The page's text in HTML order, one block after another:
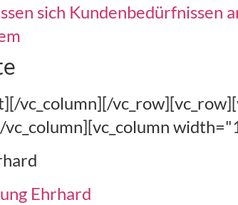
sich Kundenbedürfnissen
vc_column][/
Ehrhard